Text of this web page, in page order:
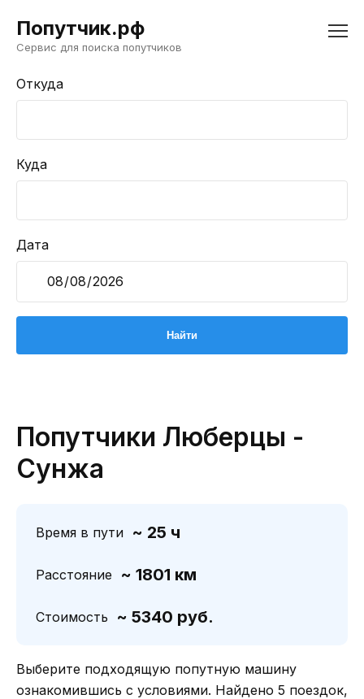
Попутчик.рф
Сервис для поиска попутчиков
Откуда
Куда
Дата
Попутчики Люберцы -
Сунжа
Время в пути ~ 25 ч
Расстояние ~ 1801 км
Стоимость ~ 5340 руб.
Выберите подходящую попутную машину
ознакомившись с условиями. Найдено 5 поездок,